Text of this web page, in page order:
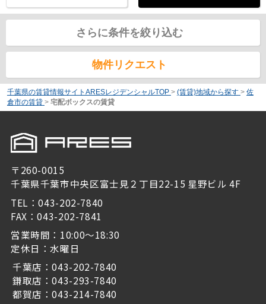
さらに条件を絞り込む
物件リクエスト
千葉県の賃貸情報サイトARESレジデンシャルTOP > (賃貸)地域から探す > 佐
倉市の賃貸 > 宅配ボックスの賃貸
〒260-0015
千葉県千葉市中央区富士見２丁目22-15 星野ビル 4F
TEL：043-202-7840
FAX：043-202-7841
営業時間：10:00～18:30
定休日：水曜日
千葉店：043-202-7840
鎌取店：043-293-7840
都賀店：043-214-7840